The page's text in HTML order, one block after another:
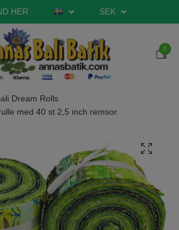
HER SEK
0
Dream Rolls
med 40 st 2,5 inch remsor.